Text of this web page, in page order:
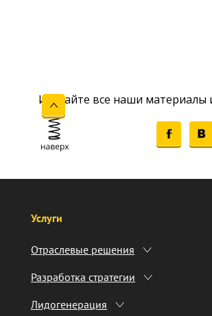
Изучайте все наши
Услуги
Отраслевые решения
Разработка стратегии
Лидогенерация